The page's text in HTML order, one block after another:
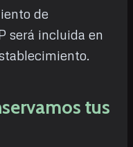
de
será incluida en
tus